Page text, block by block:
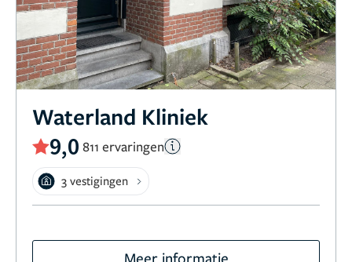
Waterland Kliniek
9,0 811 ervaringen
3 vestigingen
Meer informatie